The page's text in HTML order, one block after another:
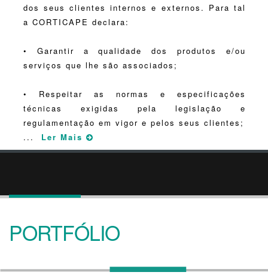
dos seus clientes internos e externos. Para tal
a CORTICAPE declara:
• Garantir a qualidade dos produtos e/ou
serviços que lhe são associados;
• Respeitar as normas e especificações
técnicas exigidas pela legislação e
regulamentação em vigor e pelos seus clientes;
...
Ler Mais
PORTFÓLIO